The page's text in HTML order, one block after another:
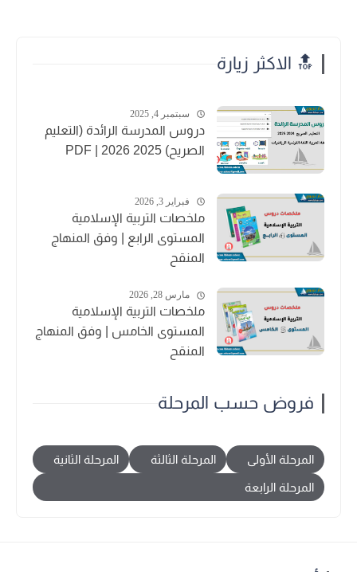
🔝 الاكثر زيارة
سبتمبر 4, 2025
دروس المدرسة الرائدة (التعليم
الصريح) 2025 2026 | PDF
فبراير 3, 2026
ملخصات التربية الإسلامية
المستوى الرابع | وفق المنهاج
المنقح
مارس 28, 2026
ملخصات التربية الإسلامية
المستوى الخامس | وفق المنهاج
المنقح
فروض حسب المرحلة
المرحلة الأولى المرحلة الثالثة المرحلة الثانية
المرحلة الرابعة